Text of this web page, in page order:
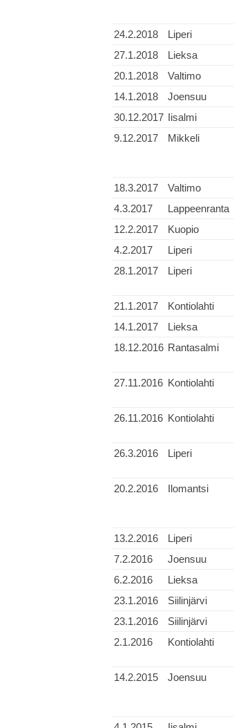
24.2.2018 Liperi
27.1.2018
Lieksa
20.1.2018
Valtimo
14.1.2018
Joensuu
30.12.2017 Iisalmi
9.12.2017
Mikkeli
18.3.2017 Valtimo
4.3.2017
Lappeenranta
12.2.2017
Kuopio
4.2.2017
Liperi
28.1.2017
Liperi
21.1.2017 Kontiolahti
14.1.2017
Lieksa
18.12.2016 Rantasalmi
27.11.2016 Kontiolahti
26.11.2016 Kontiolahti
26.3.2016 Liperi
20.2.2016 Ilomantsi
13.2.2016 Liperi
7.2.2016
Joensuu
6.2.2016
Lieksa
23.1.2016
Siilinjärvi
23.1.2016
Siilinjärvi
2.1.2016
Kontiolahti
14.2.2015 Joensuu